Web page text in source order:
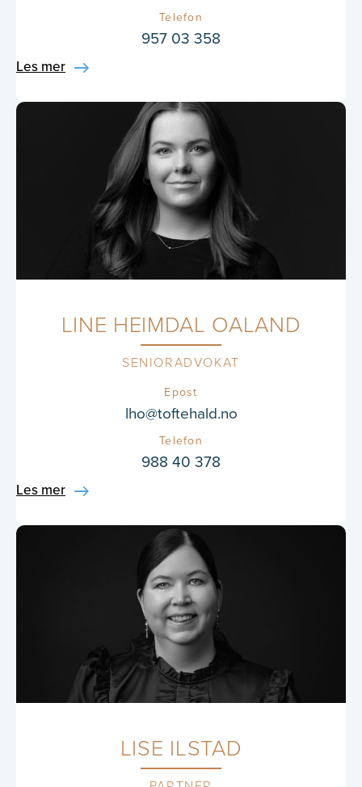
Telefon
957 03 358
Les mer
LINE HEIMDAL OALAND
SENIORADVOKAT
Epost
lho@toftehald.no
Telefon
988 40 378
Les mer
LISE ILSTAD